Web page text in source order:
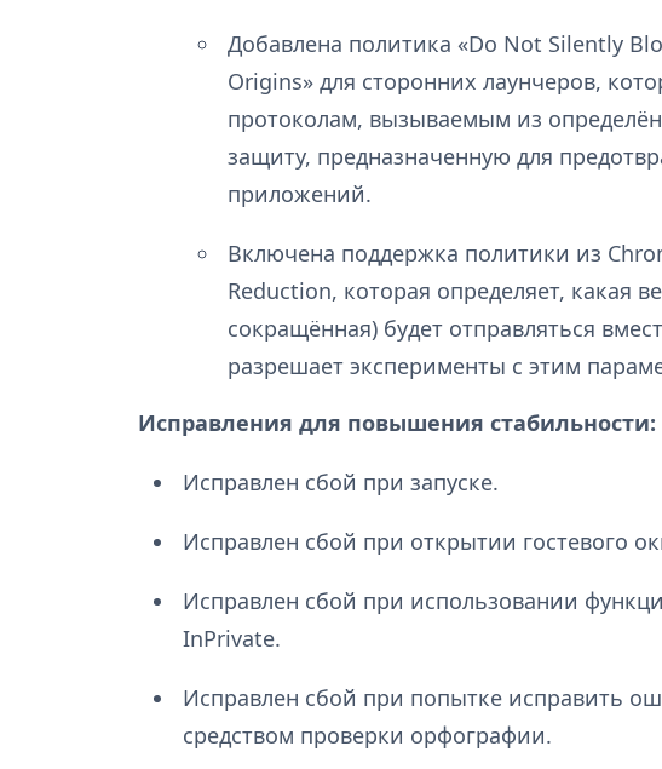
Добавлена политика «Do Not Silently
Origins» для сторонних лаунчеров,
протоколам, вызываемым из
защиту, предназначенную для
приложений.
Включена поддержка политики из
Reduction, которая определяет, какая
сокращённая) будет отправляться
разрешает эксперименты с этим
Исправления для повышения стабильности:
Исправлен сбой при запуске.
Исправлен сбой при открытии гостевого
Исправлен сбой при использовании
InPrivate.
Исправлен сбой при попытке исправить
средством проверки орфографии.